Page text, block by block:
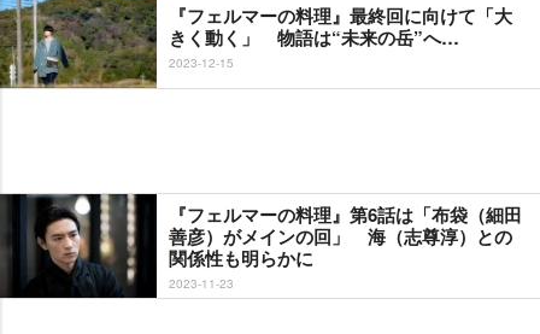
『フェルマーの料理』最終回に向けて「大
きく動く」 物語は“未来の岳”へ…
2023-12-15
『フェルマーの料理』第6話は「布袋（細田
善彦）がメインの回」 海（志尊淳）との
関係性も明らかに
2023-11-23